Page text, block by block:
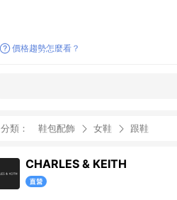
價格趨勢怎麼看？
分類： 鞋包配飾 女鞋 跟鞋
CHARLES & KEITH